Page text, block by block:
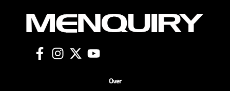
Over